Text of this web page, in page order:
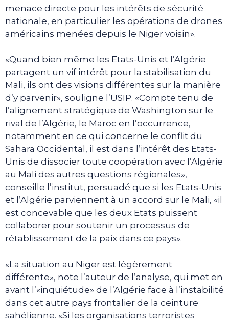
menace directe pour les intérêts de sécurité
nationale, en particulier les opérations de drones
américains menées depuis le Niger voisin».
«Quand bien même les Etats-Unis et l’Algérie
partagent un vif intérêt pour la stabilisation du
Mali, ils ont des visions différentes sur la manière
d’y parvenir», souligne l’USIP. «Compte tenu de
l’alignement stratégique de Washington sur le
rival de l’Algérie, le Maroc en l’occurrence,
notamment en ce qui concerne le conflit du
Sahara Occidental, il est dans l’intérêt des Etats-
Unis de dissocier toute coopération avec l’Algérie
au Mali des autres questions régionales»,
conseille l’institut, persuadé que si les Etats-Unis
et l’Algérie parviennent à un accord sur le Mali, «il
est concevable que les deux Etats puissent
collaborer pour soutenir un processus de
rétablissement de la paix dans ce pays».
«La situation au Niger est légèrement
différente», note l’auteur de l’analyse, qui met en
avant l’«inquiétude» de l’Algérie face à l’instabilité
dans cet autre pays frontalier de la ceinture
sahélienne. «Si les organisations terroristes